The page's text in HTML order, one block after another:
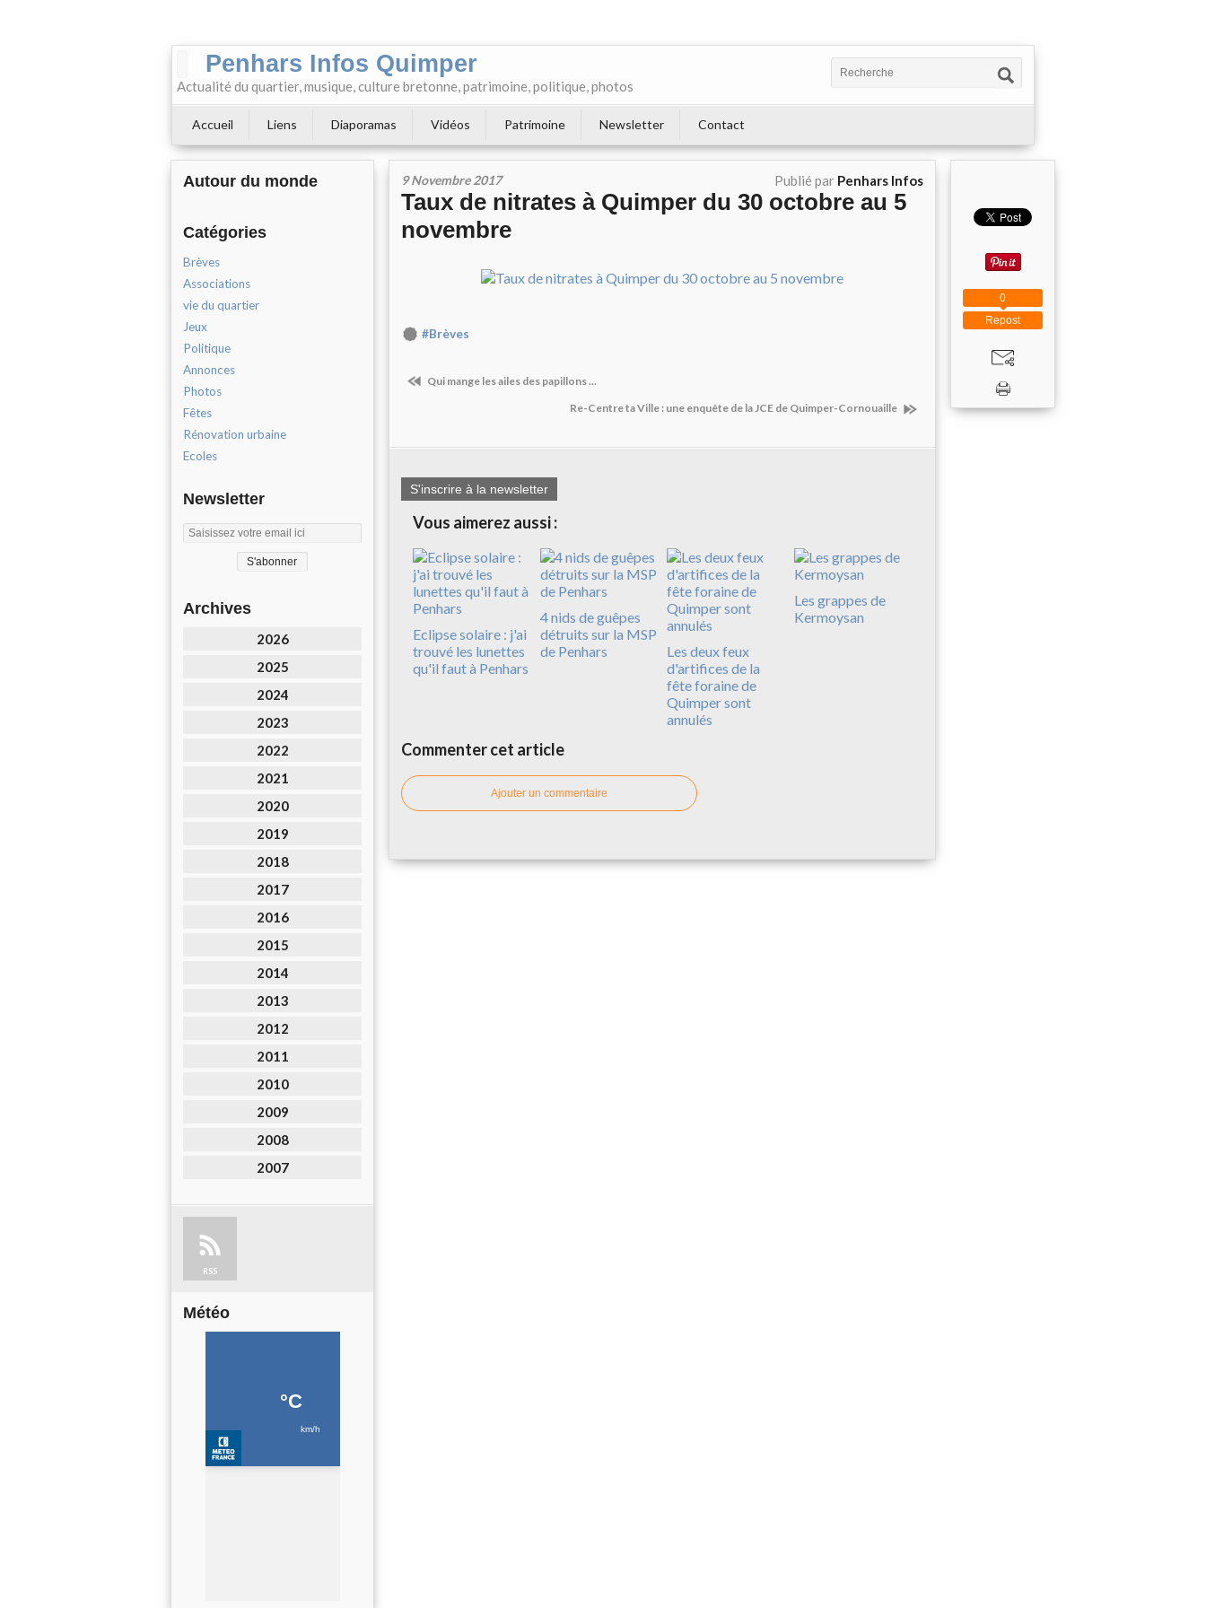
Penhars Infos Quimper
Actualité du quartier, musique, culture bretonne, patrimoine, politique, photos
Accueil Liens Diaporamas Vidéos Patrimoine Newsletter Contact
Autour du monde
Catégories
Brèves
Associations
vie du quartier
Jeux
Politique
Annonces
Photos
Fêtes
Rénovation urbaine
Ecoles
Newsletter
Archives
2026
2025
2024
2023
2022
2021
2020
2019
2018
2017
2016
2015
2014
2013
2012
2011
2010
2009
2008
2007
RSS
Météo
9 Novembre 2017 Publié par Penhars Infos
Taux de nitrates à Quimper du 30 octobre au 5
novembre
#Brèves
Qui mange les ailes des papillons ...
Re-Centre ta Ville : une enquête de la JCE de Quimper-Cornouaille
S'inscrire à la newsletter
Vous aimerez aussi :
Eclipse solaire : j'ai
trouvé les lunettes
qu'il faut à Penhars
4 nids de guêpes
détruits sur la MSP
de Penhars
Les deux feux
d'artifices de la
fête foraine de
Quimper sont
annulés
Les grappes de
Kermoysan
Commenter cet article
Ajouter un commentaire
Repost
0